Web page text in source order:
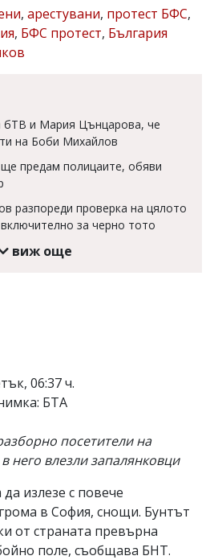
, арестувани, протест БФС,
, БФС протест, България
бТВ и Мария Цънцарова, че
на Боби Михайлов
предам полицаите, обяви
разпореди проверка на цялото
за черно тото
виж още
06:37 ч.
БТА
посетители на
него влезли запалянковци
излезе с повече
в София, снощи. Бунтът
от страната превърна
поле, съобщава БНТ.